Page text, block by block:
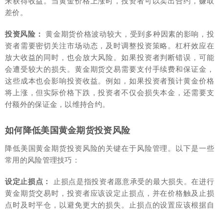
差价。
投资风险： 黄金期货价格波动较大，受到多种因素的影响，投
资者需要密切关注市场动态，及时调整投资策略。杠杆效应在
放大收益的同时，也会放大风险。如果投资者判断错误，可能
会遭受较大的损失。黄金期货交易需要支付手续费和保证金，
这些成本也会影响投资收益。例如，如果投资者预计黄金价格
将上涨，但实际价格下跌，投资者不仅会损失本金，还需要支
付额外的保证金，以维持合约。
如何降低美国黄金期货投资风险
降低美国黄金期货投资风险的关键在于风险管理。以下是一些
常用的风险管理技巧：
设定止损点：
止损点是指投资者愿意承受的最大损失。在进行
黄金期货交易时，投资者应该设定止损点，并在价格触及止损
点时及时平仓，以避免更大的损失。止损点的设置应该根据自